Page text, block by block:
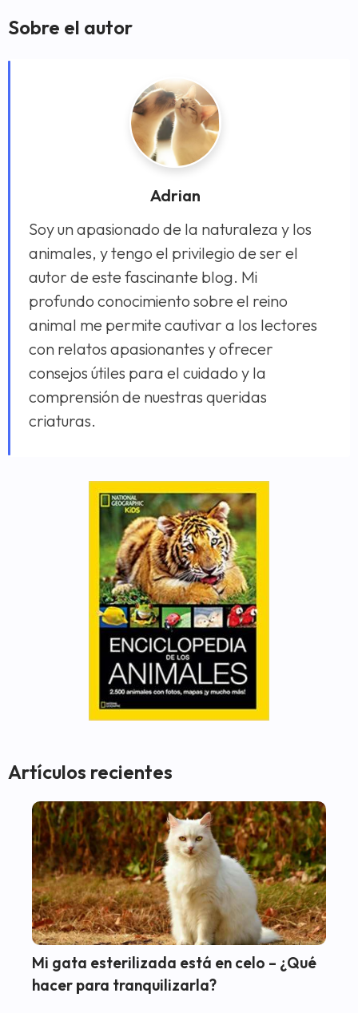
Sobre el autor
Adrian
Soy un apasionado de la naturaleza y los
animales, y tengo el privilegio de ser el
autor de este fascinante blog. Mi
profundo conocimiento sobre el reino
animal me permite cautivar a los lectores
con relatos apasionantes y ofrecer
consejos útiles para el cuidado y la
comprensión de nuestras queridas
criaturas.
Artículos recientes
Mi gata esterilizada está en celo – ¿Qué
hacer para tranquilizarla?